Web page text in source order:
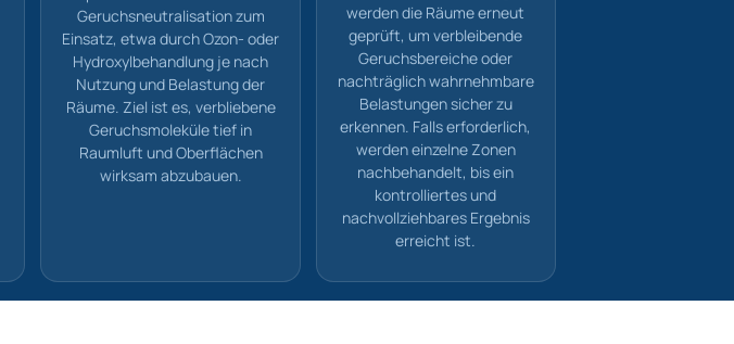
Geruchsneutralisation zum
Einsatz, etwa durch Ozon- oder
Hydroxylbehandlung je nach
Nutzung und Belastung der
Räume. Ziel ist es, verbliebene
Geruchsmoleküle tief in
Raumluft und Oberflächen
wirksam abzubauen.
werden die Räume erneut
geprüft, um verbleibende
Geruchsbereiche oder
nachträglich wahrnehmbare
Belastungen sicher zu
erkennen. Falls erforderlich,
werden einzelne Zonen
nachbehandelt, bis ein
kontrolliertes und
nachvollziehbares Ergebnis
erreicht ist.